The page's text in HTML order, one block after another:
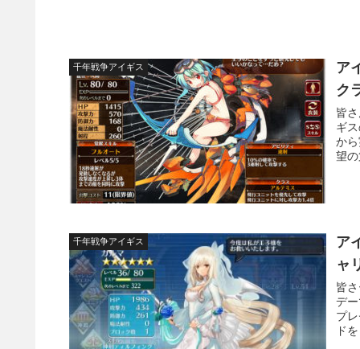
千年戦争アイギス
ア
ク
皆
ギ
か
望
千年戦争アイギス
ア
ャ
皆
デ
プ
ド